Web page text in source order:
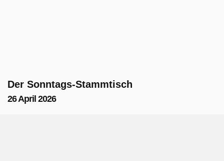
Der Sonntags-Stammtisch
26 April 2026